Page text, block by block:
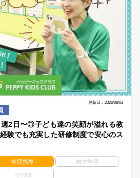
更新日：2026/08/03
週2日〜◎子ども達の笑顔が溢れる教
験でも充実した研修制度で安心のス
集団指導 自立学習
その他